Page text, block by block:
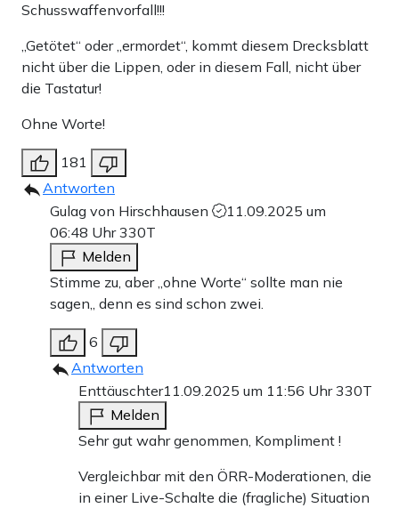
Schusswaffenvorfall!!!
„Getötet“ oder „ermordet“, kommt diesem Drecksblatt
nicht über die Lippen, oder in diesem Fall, nicht über
die Tastatur!
Ohne Worte!
181
Antworten
Gulag von Hirschhausen
11.09.2025 um
06:48 Uhr330T
Melden
Stimme zu, aber „ohne Worte“ sollte man nie
sagen,, denn es sind schon zwei.
6
Antworten
Enttäuschter11.09.2025 um 11:56 Uhr330T
Melden
Sehr gut wahr genommen, Kompliment !
Vergleichbar mit den ÖRR-Moderationen, die
in einer Live-Schalte die (fragliche) Situation